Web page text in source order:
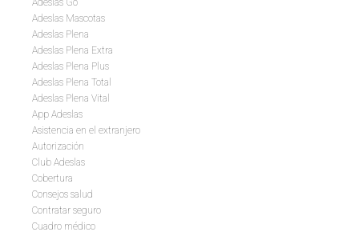
Adeslas Go
Adeslas Mascotas
Adeslas Plena
Adeslas Plena Extra
Adeslas Plena Plus
Adeslas Plena Total
Adeslas Plena Vital
App Adeslas
Asistencia en el extranjero
Autorización
Club Adeslas
Cobertura
Consejos salud
Contratar seguro
Cuadro médico